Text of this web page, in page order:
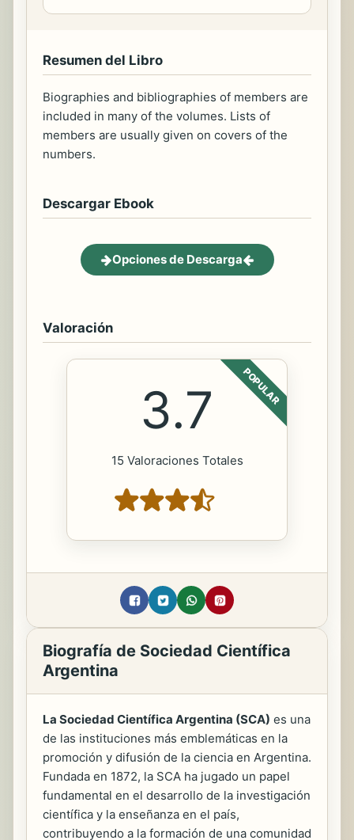
Resumen del Libro
Biographies and bibliographies of members are
included in many of the volumes. Lists of
members are usually given on covers of the
numbers.
Descargar Ebook
Opciones de Descarga
Valoración
POPULAR
3.7
15 Valoraciones Totales
Biografía de Sociedad Científica
Argentina
La Sociedad Científica Argentina (SCA) es una
de las instituciones más emblemáticas en la
promoción y difusión de la ciencia en Argentina.
Fundada en 1872, la SCA ha jugado un papel
fundamental en el desarrollo de la investigación
científica y la enseñanza en el país,
contribuyendo a la formación de una comunidad